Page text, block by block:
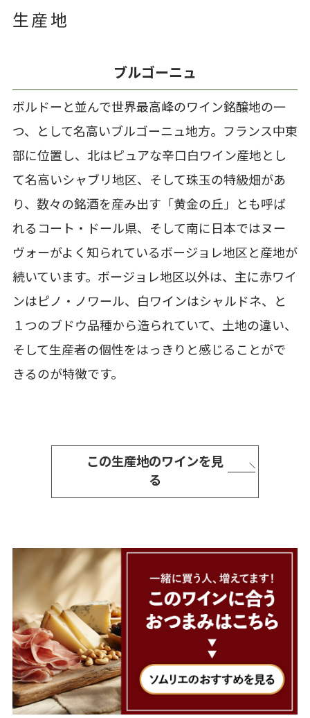
生産地
ブルゴーニュ
ボルドーと並んで世界最高峰のワイン銘醸地の一
つ、として名高いブルゴーニュ地方。フランス中東
部に位置し、北はピュアな辛口白ワイン産地とし
て名高いシャブリ地区、そして珠玉の特級畑があ
り、数々の銘酒を産み出す「黄金の丘」とも呼ば
れるコート・ドール県、そして南に日本ではヌー
ヴォーがよく知られているボージョレ地区と産地が
続いています。ボージョレ地区以外は、主に赤ワイ
ンはピノ・ノワール、白ワインはシャルドネ、と
１つのブドウ品種から造られていて、土地の違い、
そして生産者の個性をはっきりと感じることがで
きるのが特徴です。
この生産地のワインを見
る